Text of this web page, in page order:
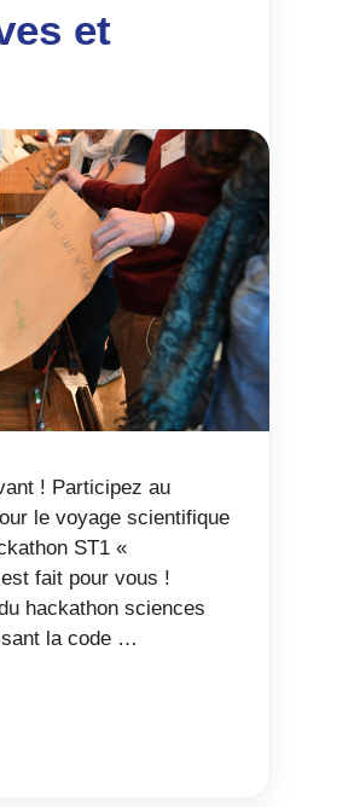
et
! Participez au
le voyage scientifique
ST1 «
fait pour vous !
hackathon sciences
la code …